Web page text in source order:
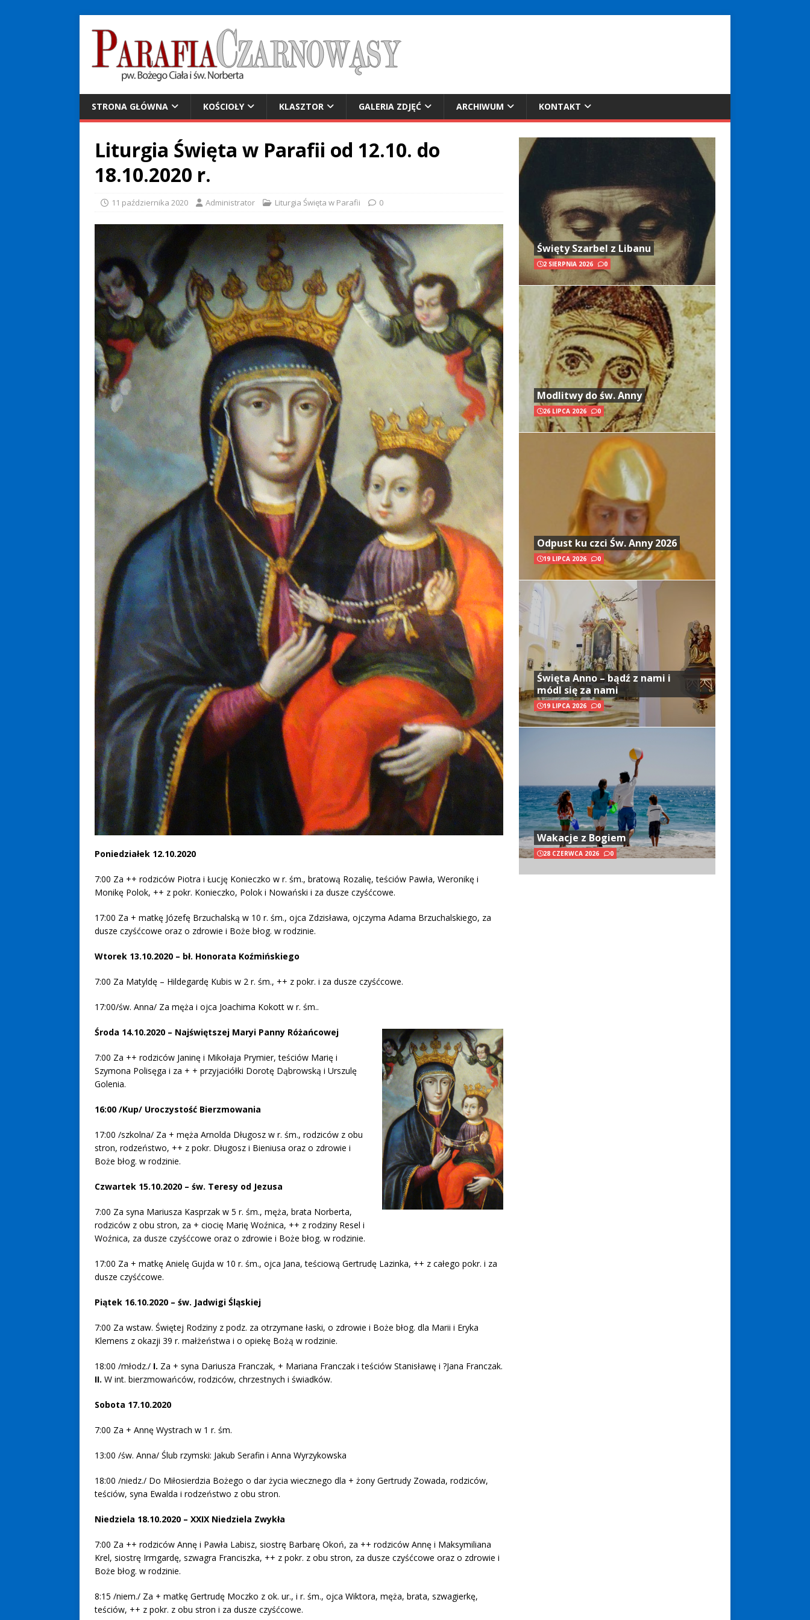
STRONA GŁÓWNA KOŚCIOŁY KLASZTOR GALERIA ZDJĘĆ ARCHIWUM KONTAKT
Liturgia Święta w Parafii od 12.10. do
18.10.2020 r.
11 października 2020 Administrator Liturgia Święta w Parafii 0
Poniedziałek 12.10.2020
7:00 Za ++ rodziców Piotra i Łucję Konieczko w r. śm., bratową Rozalię, teściów Pawła, Weronikę i
Monikę Polok, ++ z pokr. Konieczko, Polok i Nowański i za dusze czyśćcowe.
17:00 Za + matkę Józefę Brzuchalską w 10 r. śm., ojca Zdzisława, ojczyma Adama Brzuchalskiego, za
dusze czyśćcowe oraz o zdrowie i Boże błog. w rodzinie.
Wtorek 13.10.2020 – bł. Honorata Koźmińskiego
7:00 Za Matyldę – Hildegardę Kubis w 2 r. śm., ++ z pokr. i za dusze czyśćcowe.
17:00/św. Anna/ Za męża i ojca Joachima Kokott w r. śm..
Środa 14.10.2020 – Najświętszej Maryi Panny Różańcowej
7:00 Za ++ rodziców Janinę i Mikołaja Prymier, teściów Marię i
Szymona Polisęga i za + + przyjaciółki Dorotę Dąbrowską i Urszulę
Golenia.
16:00 /Kup/ Uroczystość Bierzmowania
17:00 /szkolna/ Za + męża Arnolda Długosz w r. śm., rodziców z obu
stron, rodzeństwo, ++ z pokr. Długosz i Bieniusa oraz o zdrowie i
Boże błog. w rodzinie.
Czwartek 15.10.2020 – św. Teresy od Jezusa
7:00 Za syna Mariusza Kasprzak w 5 r. śm., męża, brata Norberta,
rodziców z obu stron, za + ciocię Marię Woźnica, ++ z rodziny Resel i
Woźnica, za dusze czyśćcowe oraz o zdrowie i Boże błog. w rodzinie.
17:00 Za + matkę Anielę Gujda w 10 r. śm., ojca Jana, teściową Gertrudę Lazinka, ++ z całego pokr. i za
dusze czyśćcowe.
Piątek 16.10.2020 – św. Jadwigi Śląskiej
7:00 Za wstaw. Świętej Rodziny z podz. za otrzymane łaski, o zdrowie i Boże błog. dla Marii i Eryka
Klemens z okazji 39 r. małżeństwa i o opiekę Bożą w rodzinie.
18:00 /młodz./ I. Za + syna Dariusza Franczak, + Mariana Franczak i teściów Stanisławę i ?Jana Franczak.
II. W int. bierzmowańców, rodziców, chrzestnych i świadków.
Sobota 17.10.2020
7:00 Za + Annę Wystrach w 1 r. śm.
13:00 /św. Anna/ Ślub rzymski: Jakub Serafin i Anna Wyrzykowska
18:00 /niedz./ Do Miłosierdzia Bożego o dar życia wiecznego dla + żony Gertrudy Zowada, rodziców,
teściów, syna Ewalda i rodzeństwo z obu stron.
Niedziela 18.10.2020 – XXIX Niedziela Zwykła
7:00 Za ++ rodziców Annę i Pawła Labisz, siostrę Barbarę Okoń, za ++ rodziców Annę i Maksymiliana
Krel, siostrę Irmgardę, szwagra Franciszka, ++ z pokr. z obu stron, za dusze czyśćcowe oraz o zdrowie i
Boże błog. w rodzinie.
8:15 /niem./ Za + matkę Gertrudę Moczko z ok. ur., i r. śm., ojca Wiktora, męża, brata, szwagierkę,
teściów, ++ z pokr. z obu stron i za dusze czyśćcowe.
Święty Szarbel z Libanu
2 SIERPNIA 2026 0
Modlitwy do św. Anny
26 LIPCA 2026 0
Odpust ku czci Św. Anny 2026
19 LIPCA 2026 0
Święta Anno – bądź z nami i
módl się za nami
19 LIPCA 2026 0
Wakacje z Bogiem
28 CZERWCA 2026 0